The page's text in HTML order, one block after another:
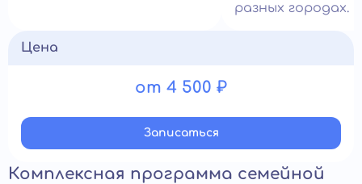
разных городах.
Цена
от 4 500 ₽
Записатьcя
Комплексная программа семейной